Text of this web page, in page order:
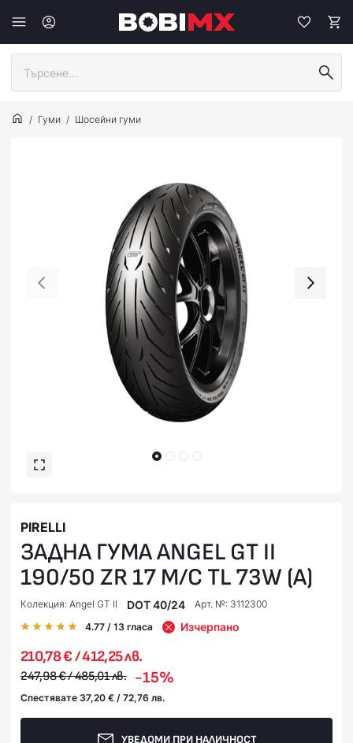
Гуми Шосейни гуми
PIRELLI
ЗАДНА ГУМА ANGEL GT II
190/50 ZR 17 M/C TL 73W (A)
Колекция: Angel GT II DOT 40/24
Арт. №: 3112300
4.77 / 13 гласа Изчерпано
210,78 € / 412,25 лв.
247,98 € / 485,01 лв. -15%
Спестявате 37,20 € / 72,76 лв.
УВЕДОМИ ПРИ НАЛИЧНОСТ